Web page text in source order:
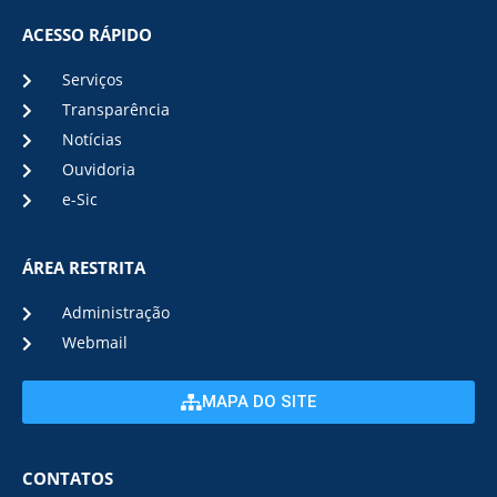
ACESSO RÁPIDO
Serviços
Transparência
Notícias
Ouvidoria
e-Sic
ÁREA RESTRITA
Administração
Webmail
MAPA DO SITE
CONTATOS